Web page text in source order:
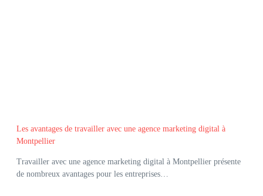
Les avantages de travailler avec une agence marketing digital à
Montpellier
Travailler avec une agence marketing digital à Montpellier présente
de nombreux avantages pour les entreprises…